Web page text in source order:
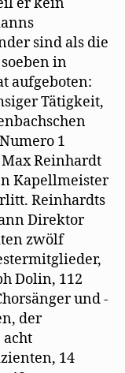
sind als die
in
aufgeboten:
Tätigkeit,
1
Reinhardt
Kapellmeister
Reinhardts
Direktor
zwölf
Dolin, 112
und -
der
acht
14